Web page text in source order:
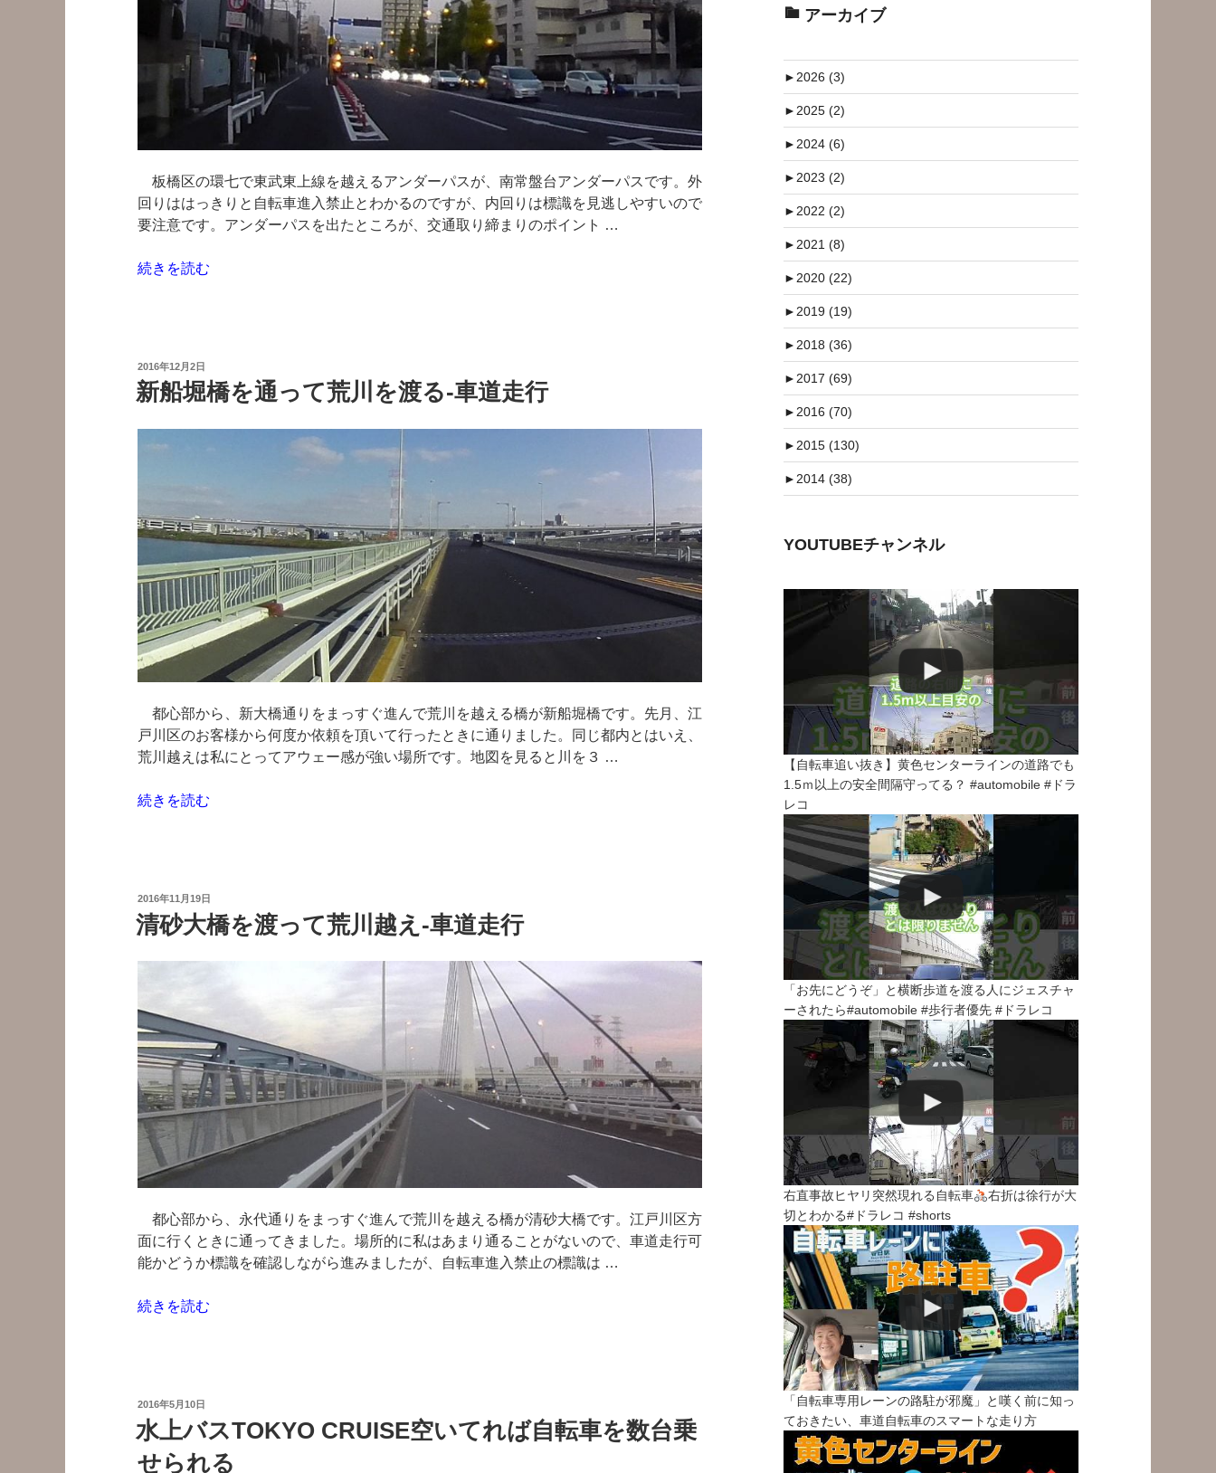
車
道
す
る
は”
板橋区の環七で東武東上線を越えるアンダーパスが、南常盤台アンダーパスです。外
回りははっきりと自転車進入禁止とわかるのですが、内回りは標識を見逃しやすいので
要注意です。アンダーパスを出たところが、交通取り締まりのポイント …
“環
台
ア
は
転
車
進
入
禁
止
よ”
の
続きを読む
投
稿
日:
2016年12月2日
新船堀橋を通って荒川を渡る-車道走行
都心部から、新大橋通りをまっすぐ進んで荒川を越える橋が新船堀橋です。先月、江
戸川区のお客様から何度か依頼を頂いて行ったときに通りました。同じ都内とはいえ、
荒川越えは私にとってアウェー感が強い場所です。地図を見ると川を３ …
“新
っ
を
渡
る-
車
道
走
行”
続きを読む
投
稿
日:
2016年11月19日
清砂大橋を渡って荒川越え-車道走行
都心部から、永代通りをまっすぐ進んで荒川を越える橋が清砂大橋です。江戸川区方
面に行くときに通ってきました。場所的に私はあまり通ることがないので、車道走行可
能かどうか標識を確認しながら進みましたが、自転車進入禁止の標識は …
“清
っ
て
続きを読む
投
日:
2016年5月10日
水上バスTOKYO CRUISE空いてれば自転車を数台乗
せられる
アーカイブ
► 2026 (3)
► 2025 (2)
► 2024 (6)
► 2023 (2)
► 2022 (2)
► 2021 (8)
► 2020 (22)
► 2019 (19)
► 2018 (36)
► 2017 (69)
► 2016 (70)
► 2015 (130)
► 2014 (38)
YOUTUBEチャンネル
【自転車追い抜き】黄色センターラインの道路でも
1.5ｍ以上の安全間隔守ってる？ #automobile #ドラ
レコ
「お先にどうぞ」と横断歩道を渡る人にジェスチャ
ーされたら#automobile #歩行者優先 #ドラレコ
右直事故ヒヤリ突然現れる自転車
右折は徐行が大
切とわかる#ドラレコ #shorts
「自転車専用レーンの路駐が邪魔」と嘆く前に知っ
ておきたい、車道自転車のスマートな走り方